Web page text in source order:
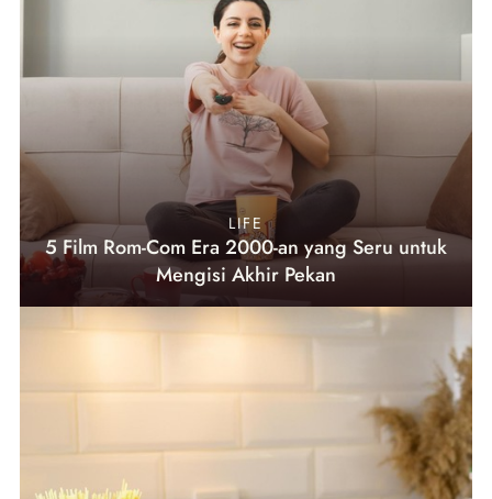
LIFE
5 Film Rom-Com Era 2000-an yang Seru untuk
Mengisi Akhir Pekan